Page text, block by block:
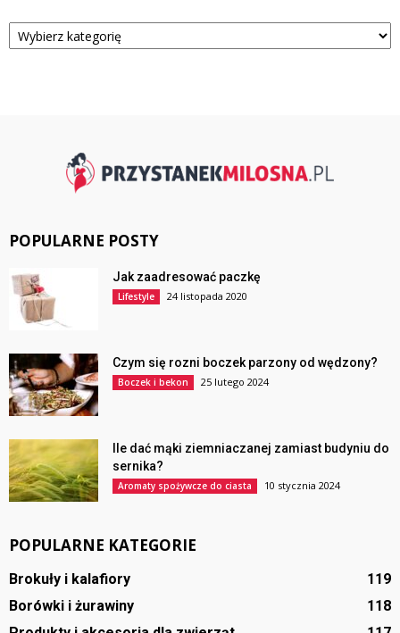
Kategorie
POPULARNE POSTY
Jak zaadresować paczkę
Lifestyle 24 listopada 2020
Czym się rozni boczek parzony od wędzony?
Boczek i bekon 25 lutego 2024
Ile dać mąki ziemniaczanej zamiast budyniu do
sernika?
Aromaty spożywcze do ciasta 10 stycznia 2024
POPULARNE KATEGORIE
Brokuły i kalafiory
119
Borówki i żurawiny
118